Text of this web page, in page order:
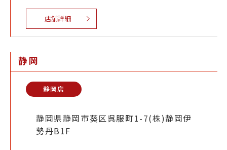
店舗詳細
静岡
静岡店
静岡県静岡市葵区呉服町1-7(株)静岡伊
勢丹B1F